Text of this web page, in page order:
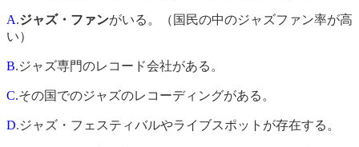
A.ジャズ・ファンがいる。（国民の中のジャズファン率が高
い）
B.ジャズ専門のレコード会社がある。
C.その国でのジャズのレコーディングがある。
D.ジャズ・フェスティバルやライブスポットが存在する。